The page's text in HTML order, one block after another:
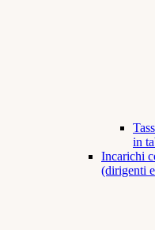
in
Incarichi
(dirigenti